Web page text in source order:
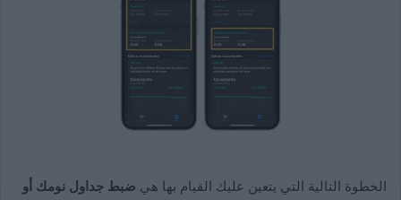
الخطوة التالية التي يتعين عليك القيام بها هي ضبط جداول نومك أو